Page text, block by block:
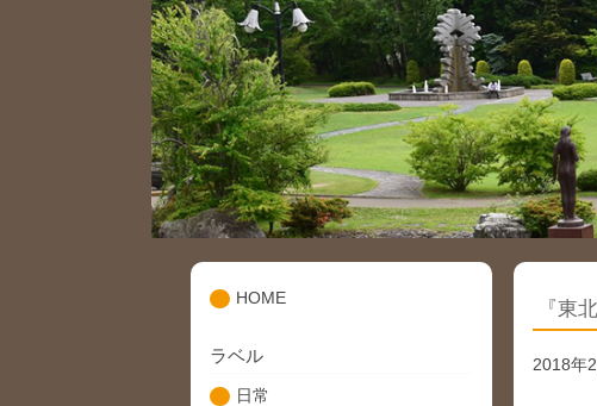
『東
2018年
HOME
ラベル
日常